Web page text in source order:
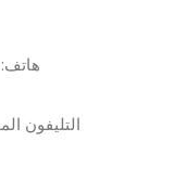
هاتف:
التليفون